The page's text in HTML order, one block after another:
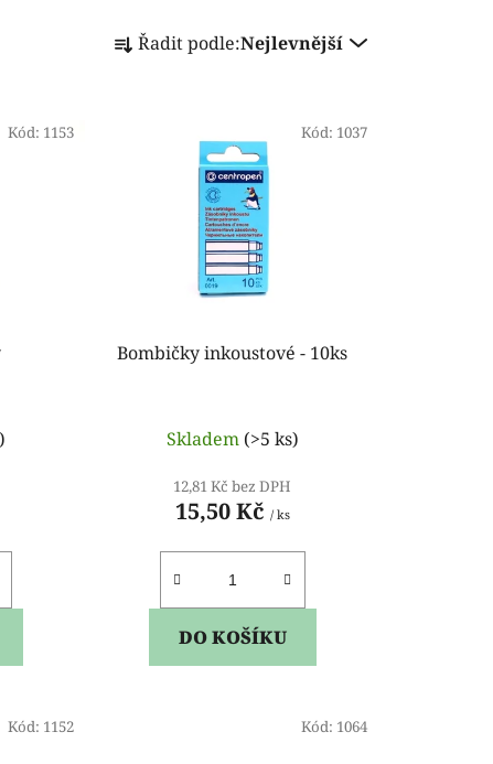
a
k
t
Řadit podle:Nejlevnější
Kód: 1153
Bombičky inkoustové - 10ks
Skladem (>5 ks)
12,81 Kč bez DPH
15,50 Kč / ks
DO KOŠÍKU
Kód: 1037
Kód: 1152 Kód: 1064